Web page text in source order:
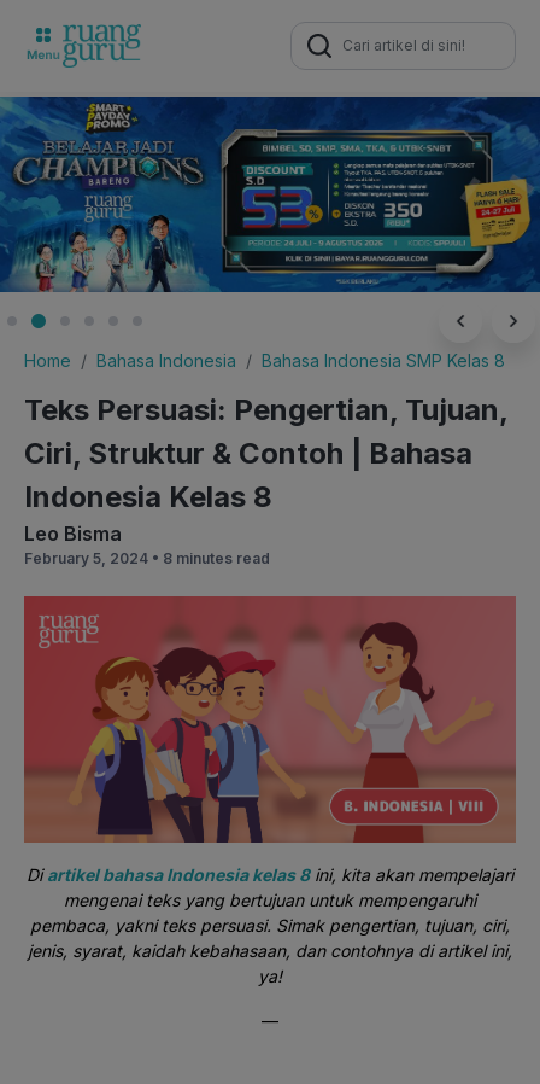
Search
for:
Home Bahasa Indonesia Bahasa Indonesia SMP Kelas 8
Teks Persuasi: Pengertian, Tujuan,
Ciri, Struktur & Contoh | Bahasa
Indonesia Kelas 8
Leo Bisma
February 5, 2024 • 8 minutes read
Diartikel bahasa Indonesia kelas 8ini, kita akan mempelajari
mengenai teks yang bertujuan untuk mempengaruhi
pembaca, yakni teks persuasi. Simak pengertian, tujuan, ciri,
jenis, syarat, kaidah kebahasaan, dan contohnya di artikel ini,
ya!
—